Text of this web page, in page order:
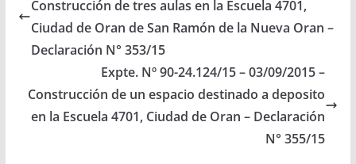
aulas en la Escuela
4701, Ciudad de Oran
de San…
Construcción de tres aulas en la Escuela 4701,
Ciudad de Oran de San Ramón de la Nueva Oran –
Declaración N° 353/15
Expte. Nº 90-24.124/15 – 03/09/2015 –
Construcción de un espacio destinado a deposito
en la Escuela 4701, Ciudad de Oran – Declaración
N° 355/15